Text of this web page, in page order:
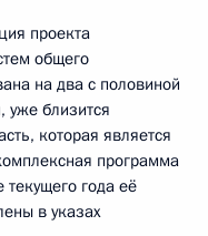
проекта
общего
на два с половиной
уже близится
которая является
программа
года её
в указах